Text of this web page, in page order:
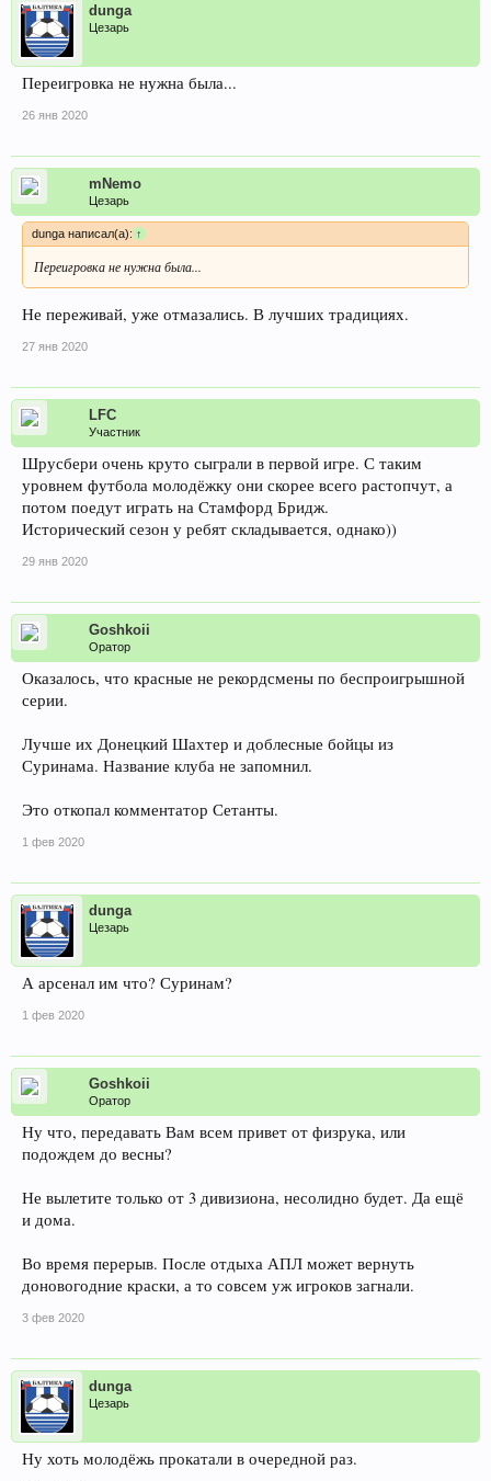
dunga
Цезарь
Переигровка не нужна была...
26 янв 2020
mNemo
Цезарь
dunga написал(а):↑
Переигровка не нужна была...
Не переживай, уже отмазались. В лучших традициях.
27 янв 2020
LFC
Участник
Шрусбери очень круто сыграли в первой игре. С таким
уровнем футбола молодёжку они скорее всего растопчут, а
потом поедут играть на Стамфорд Бридж.
Исторический сезон у ребят складывается, однако))
29 янв 2020
Goshkoii
Оратор
Оказалось, что красные не рекордсмены по беспроигрышной
серии.
Лучше их Донецкий Шахтер и доблесные бойцы из
Суринама. Название клуба не запомнил.
Это откопал комментатор Сетанты.
1 фев 2020
dunga
Цезарь
А арсенал им что? Суринам?
1 фев 2020
Goshkoii
Оратор
Ну что, передавать Вам всем привет от физрука, или
подождем до весны?
Не вылетите только от 3 дивизиона, несолидно будет. Да ещё
и дома.
Во время перерыв. После отдыха АПЛ может вернуть
доновогодние краски, а то совсем уж игроков загнали.
3 фев 2020
dunga
Цезарь
Ну хоть молодёжь прокатали в очередной раз.